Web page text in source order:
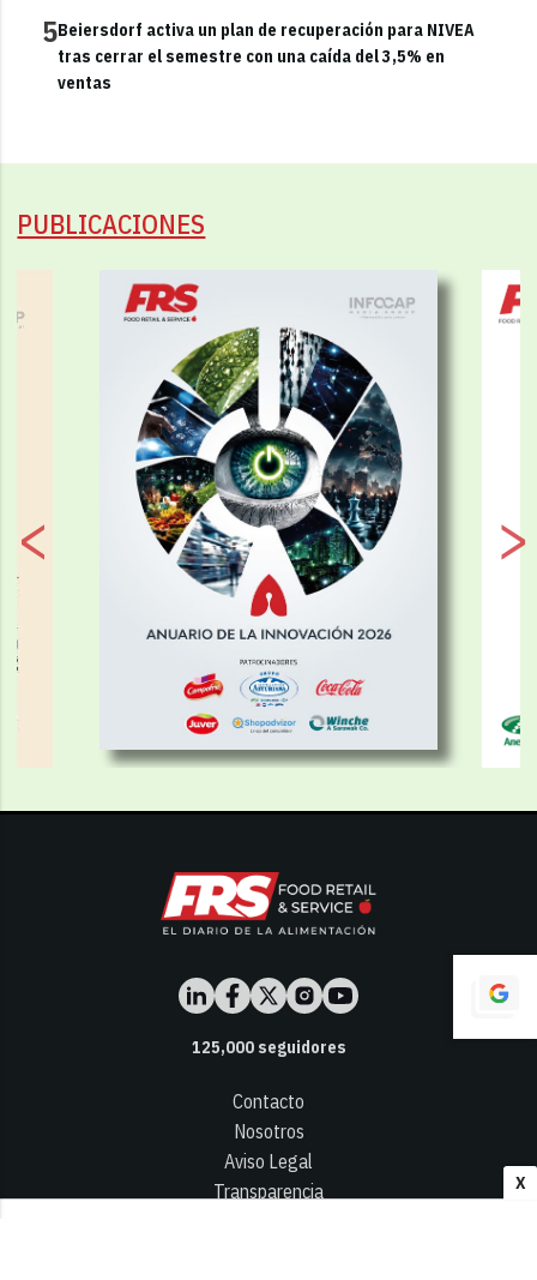
X
5Beiersdorf activa un plan de recuperación para NIVEA
tras cerrar el semestre con una caída del 3,5% en
ventas
PUBLICACIONES
125,000seguidores
Contacto
Nosotros
Aviso Legal
Transparencia